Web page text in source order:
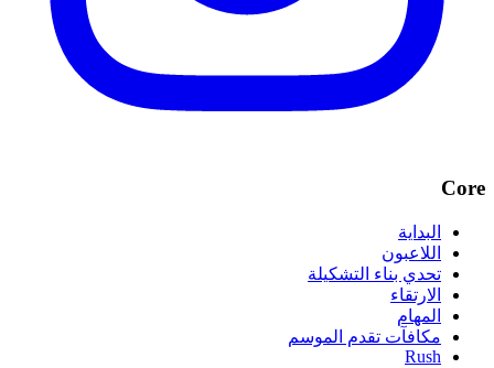
Core
البداية
اللاعبون
تحدي بناء التشكيلة
الارتقاء
المهام
مكافآت تقدم الموسم
Rush